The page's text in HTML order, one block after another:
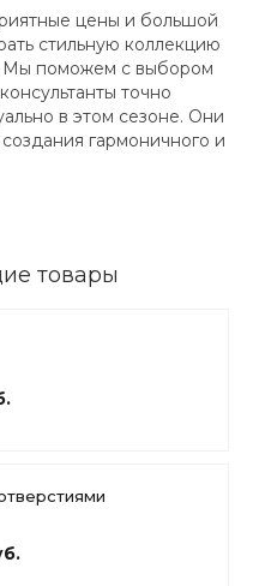
цены и большой
стильную коллекцию
Мы поможем с выбором
точно
в этом сезоне. Они
гармоничного и
товары